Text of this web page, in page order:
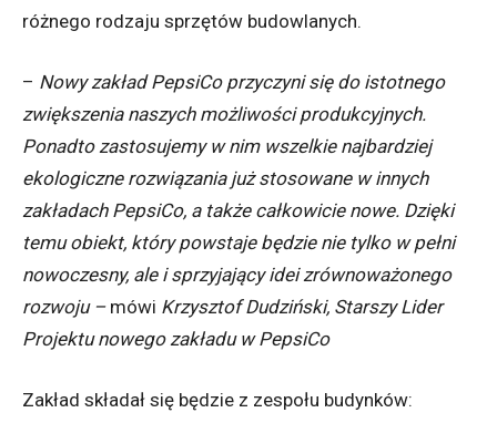
różnego rodzaju sprzętów budowlanych.
– Nowy zakład PepsiCo przyczyni się do istotnego
zwiększenia naszych możliwości produkcyjnych.
Ponadto zastosujemy w nim wszelkie najbardziej
ekologiczne rozwiązania już stosowane w innych
zakładach PepsiCo, a także całkowicie nowe. Dzięki
temu obiekt, który powstaje będzie nie tylko w pełni
nowoczesny, ale i sprzyjający idei zrównoważonego
rozwoju – mówi Krzysztof Dudziński, Starszy Lider
Projektu nowego zakładu w PepsiCo
Zakład składał się będzie z zespołu budynków: